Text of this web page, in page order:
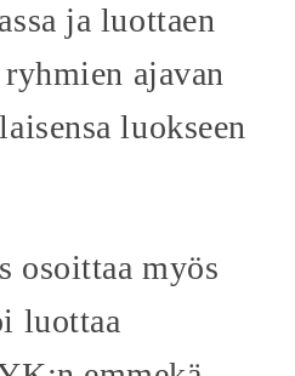
ja luottaen
ajavan
luokseen
osoittaa myös
luottaa